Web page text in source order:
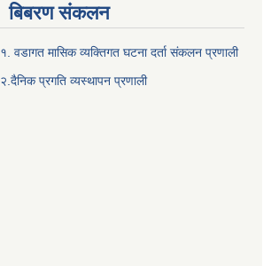
बिबरण संकलन
१. वडागत मासिक व्यक्तिगत घटना दर्ता संकलन प्रणाली
२.दैनिक प्रगति व्यस्थापन प्रणाली